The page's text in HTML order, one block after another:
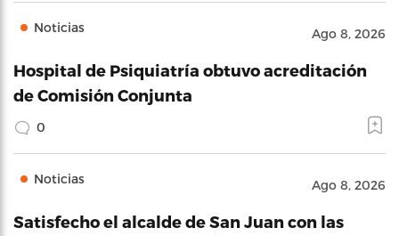
Noticias Ago 8, 2026
Hospital de Psiquiatría obtuvo acreditación
de Comisión Conjunta
0
Noticias Ago 8, 2026
Satisfecho el alcalde de San Juan con las